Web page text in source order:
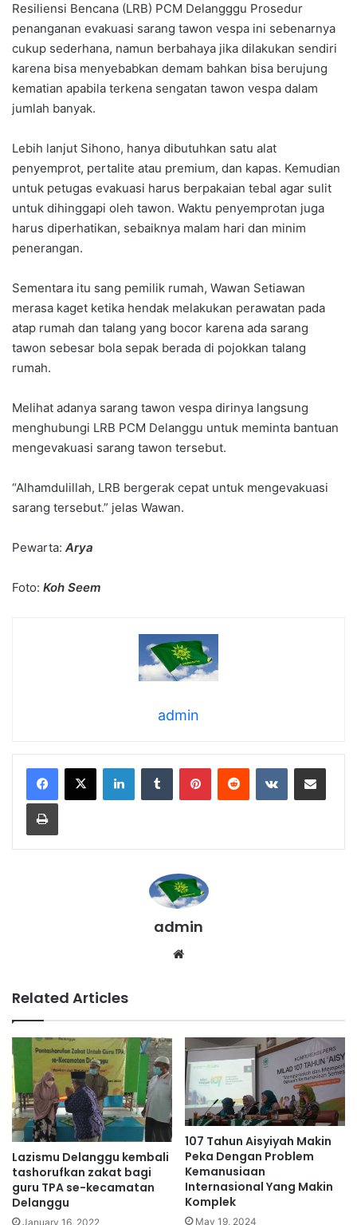
Resiliensi Bencana (LRB) PCM Delangggu Prosedur
penanganan evakuasi sarang tawon vespa ini sebenarnya
cukup sederhana, namun berbahaya jika dilakukan sendiri
karena bisa menyebabkan demam bahkan bisa berujung
kematian apabila terkena sengatan tawon vespa dalam
jumlah banyak.
Lebih lanjut Sihono, hanya dibutuhkan satu alat
penyemprot, pertalite atau premium, dan kapas. Kemudian
untuk petugas evakuasi harus berpakaian tebal agar sulit
untuk dihinggapi oleh tawon. Waktu penyemprotan juga
harus diperhatikan, sebaiknya malam hari dan minim
penerangan.
Sementara itu sang pemilik rumah, Wawan Setiawan
merasa kaget ketika hendak melakukan perawatan pada
atap rumah dan talang yang bocor karena ada sarang
tawon sebesar bola sepak berada di pojokkan talang
rumah.
Melihat adanya sarang tawon vespa dirinya langsung
menghubungi LRB PCM Delanggu untuk meminta bantuan
mengevakuasi sarang tawon tersebut.
“Alhamdulillah, LRB bergerak cepat untuk mengevakuasi
sarang tersebut.” jelas Wawan.
Pewarta: Arya
Foto: Koh Seem
admin
admin
Related Articles
Lazismu Delanggu kembali
tashorufkan zakat bagi
guru TPA se-kecamatan
Delanggu
January 16, 2022
107 Tahun Aisyiyah Makin
Peka Dengan Problem
Kemanusiaan
Internasional Yang Makin
Komplek
May 19, 2024